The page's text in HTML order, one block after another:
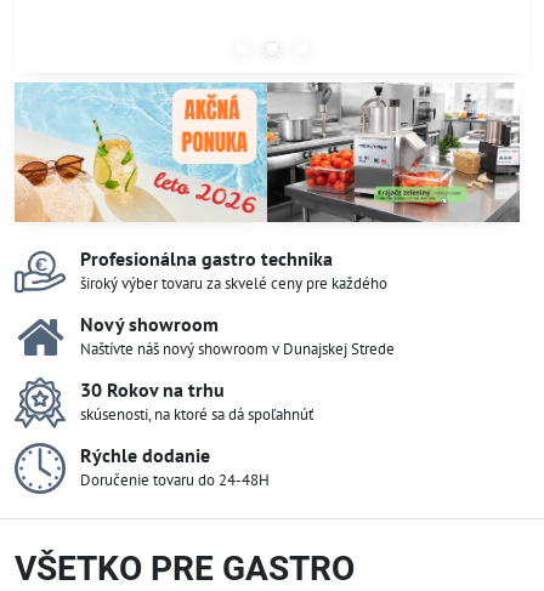
Profesionálna gastro technika
široký výber tovaru za skvelé ceny pre každého
Nový showroom
Naštívte náš nový showroom v Dunajskej Strede
30 Rokov na trhu
skúsenosti, na ktoré sa dá spoľahnúť
Rýchle dodanie
Doručenie tovaru do 24-48H
VŠETKO PRE GASTRO